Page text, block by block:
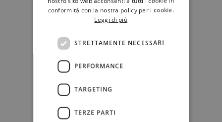
“Le figlie del mare”, romanzo
d'esordio di Mary Lynn Bracht,
racconta una delle peggiori
vergogn…
NARRATIVA
conformità con la nostra policy per i cookie.
Leggi di più
STRETTAMENTE NECESSARI
PERFORMANCE
TARGETING
TERZE PARTI